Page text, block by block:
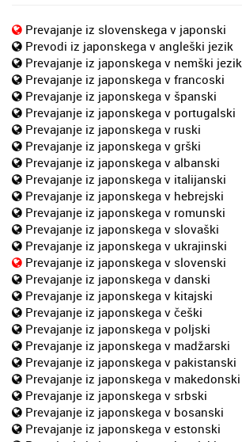
Prevajanje iz slovenskega v japonski
Prevodi iz japonskega v angleški jezik
Prevajanje iz japonskega v nemški jezik
Prevajanje iz japonskega v francoski
Prevajanje iz japonskega v španski
Prevajanje iz japonskega v portugalski
Prevajanje iz japonskega v ruski
Prevajanje iz japonskega v grški
Prevajanje iz japonskega v albanski
Prevajanje iz japonskega v italijanski
Prevajanje iz japonskega v hebrejski
Prevajanje iz japonskega v romunski
Prevajanje iz japonskega v slovaški
Prevajanje iz japonskega v ukrajinski
Prevajanje iz japonskega v slovenski
Prevajanje iz japonskega v danski
Prevajanje iz japonskega v kitajski
Prevajanje iz japonskega v češki
Prevajanje iz japonskega v poljski
Prevajanje iz japonskega v madžarski
Prevajanje iz japonskega v pakistanski
Prevajanje iz japonskega v makedonski
Prevajanje iz japonskega v srbski
Prevajanje iz japonskega v bosanski
Prevajanje iz japonskega v estonski